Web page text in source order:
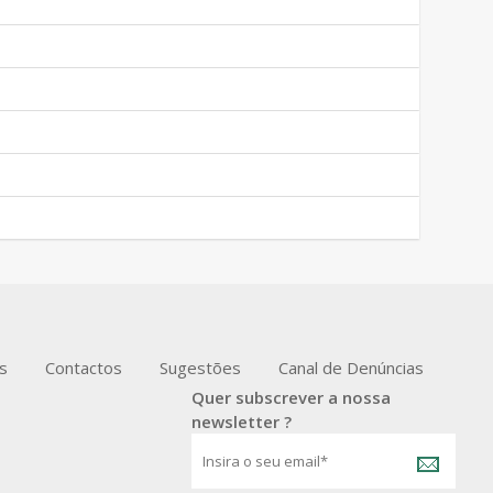
Contactos Sugestões
Canal de Denúncias
Quer subscrever a nossa
newsletter ?